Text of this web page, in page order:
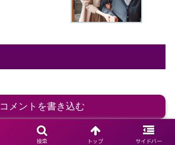
コメントを書き込む
検索 トップ サイドバー